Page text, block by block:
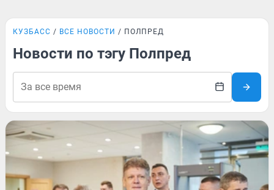
КУЗБАСС ВСЕ НОВОСТИ ПОЛПРЕД
Новости по тэгу Полпред